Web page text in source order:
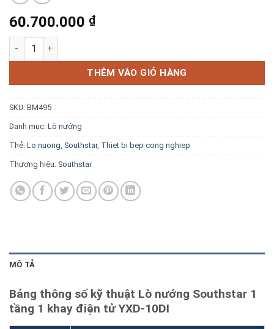
Ứng dụng
Blog kiến thức
60.700.000 ₫
Lò nướng Southstar 1 tầng 1 khay điện tử YXD-10DI số lượng
THÊM VÀO GIỎ HÀNG
SKU: BM495
Danh mục: Lò nướng
Thẻ: Lo nuong Southstar, Thiet bi bep cong nghiep
Thương hiệu: Southstar
MÔ TẢ
Bảng thông số kỹ thuật Lò nướng Southstar 1
tầng 1 khay điện tử YXD-10DI